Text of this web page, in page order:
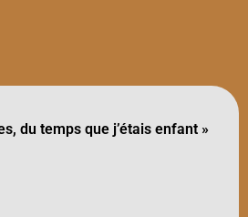
du temps que j’étais enfant »